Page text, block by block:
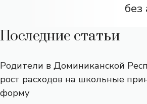
без
Последние статьи
Родители в Доминиканской
рост расходов на школьные
форму